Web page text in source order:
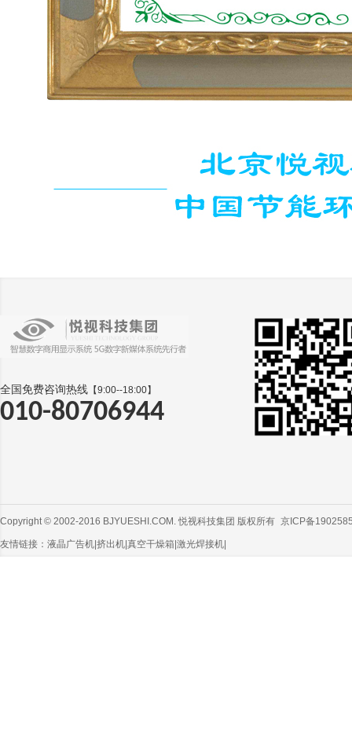
全国免费咨询热线 【9:00--18:00】
010-80706944
Copyright © 2002-2016 BJYUESHI.COM. 悦视科技集团 版权所有 京ICP备
友情链接： 液晶广告机 挤出机 真空干燥箱 激光焊接机